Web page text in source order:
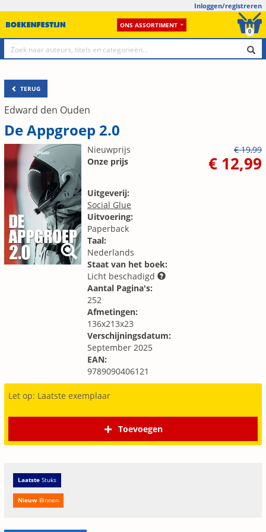
Inloggen/registreren
ONS ASSORTIMENT
0
TERUG
Edward den Ouden
De Appgroep 2.0
Nieuwprijs
€ 19,99
Onze prijs
€ 12,99
Uitgeverij:
Social Glue
Uitvoering:
Paperback
Taal:
Nederlands
Staat van het boek:
Licht beschadigd
Aantal Pagina's:
252
Afmetingen:
136x213x23
Verschijningsdatum:
September 2025
EAN:
9789090406121
Let op: Laatste exemplaar
Toevoegen
Laatste Stuks
Nieuw Binnen